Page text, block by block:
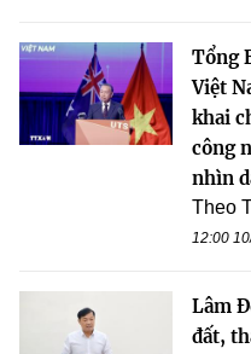
Tổng
Việt
khai
công
nhìn
Theo
12:00
Lâm
đất,